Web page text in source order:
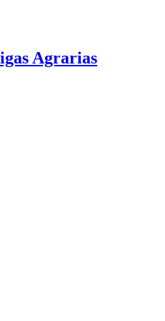
Agrarias